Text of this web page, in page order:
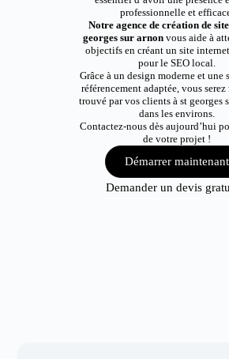
professionnelle et
Notre agence de création de
georges sur arnonvous aide à
objectifs en créant un site
pour le SEO local.
Grâce à un design moderne et une
référencement adaptée, vous
trouvé par vos clients à st georges
dans les environs.
Contactez-nous dès aujourd’hui
de votre projet !
Démarrer maintenant
Demander un devis